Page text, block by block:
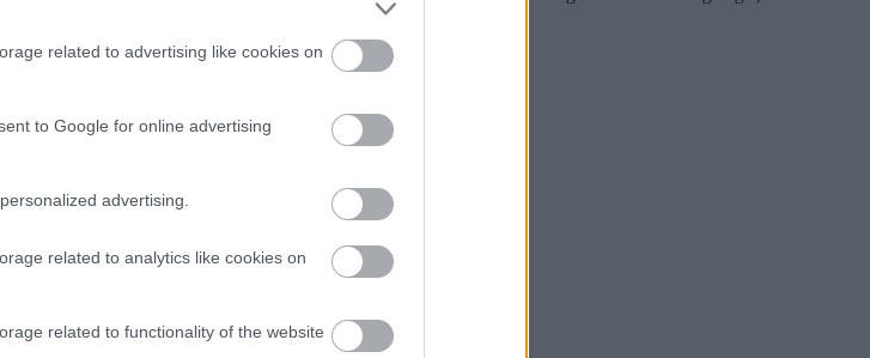
related to advertising like cookies on
to Google for online advertising
advertising.
related to analytics like cookies on
related to functionality of the website